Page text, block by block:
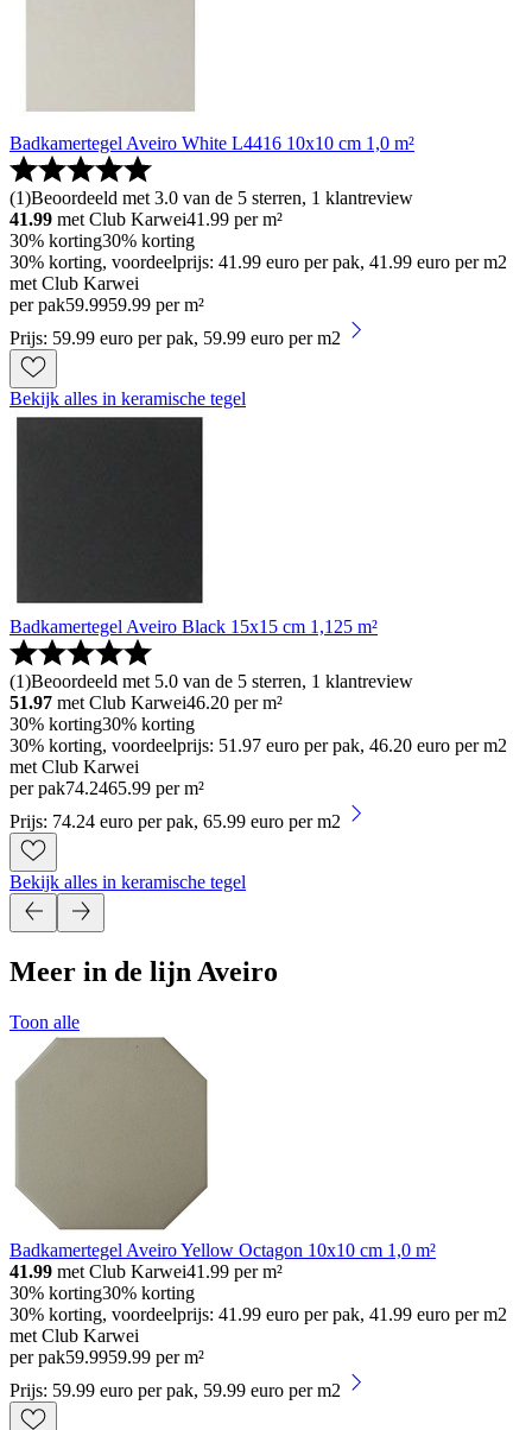
Badkamertegel Aveiro White L4416 10x10 cm 1,0 m²
(1)Beoordeeld met 3.0 van de 5 sterren, 1 klantreview
41.99 met Club Karwei41.99 per m²
30% korting30% korting
30% korting, voordeelprijs: 41.99 euro per pak, 41.99 euro per m2
met Club Karwei
per pak59.9959.99 per m²
Prijs: 59.99 euro per pak, 59.99 euro per m2
Bekijk alles in keramische tegel
Badkamertegel Aveiro Black 15x15 cm 1,125 m²
(1)Beoordeeld met 5.0 van de 5 sterren, 1 klantreview
51.97 met Club Karwei46.20 per m²
30% korting30% korting
30% korting, voordeelprijs: 51.97 euro per pak, 46.20 euro per m2
met Club Karwei
per pak74.2465.99 per m²
Prijs: 74.24 euro per pak, 65.99 euro per m2
Bekijk alles in keramische tegel
Meer in de lijn Aveiro
Toon alle
Badkamertegel Aveiro Yellow Octagon 10x10 cm 1,0 m²
41.99 met Club Karwei41.99 per m²
30% korting30% korting
30% korting, voordeelprijs: 41.99 euro per pak, 41.99 euro per m2
met Club Karwei
per pak59.9959.99 per m²
Prijs: 59.99 euro per pak, 59.99 euro per m2